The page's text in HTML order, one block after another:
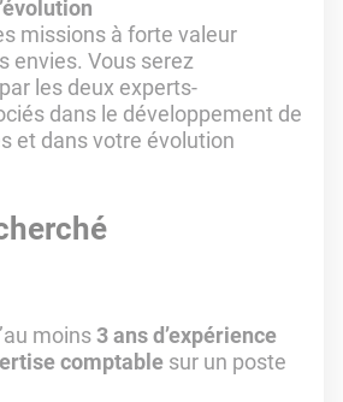
missions à forte valeur
envies. Vous serez
les deux experts-
dans le développement de
et dans votre évolution
moins3 ans d’expérience
comptable sur un poste